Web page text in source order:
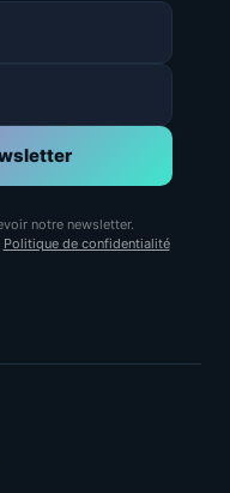
notre newsletter.
Politique de confidentialité